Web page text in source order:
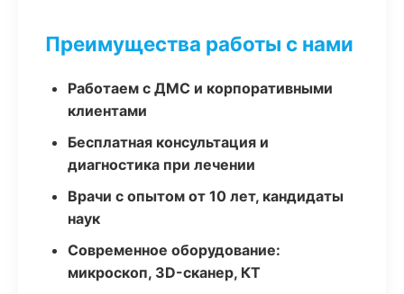
Преимущества работы с нами
Работаем с ДМС и корпоративными
клиентами
Бесплатная консультация и
диагностика при лечении
Врачи с опытом от 10 лет, кандидаты
наук
Современное оборудование:
микроскоп, 3D-сканер, КТ